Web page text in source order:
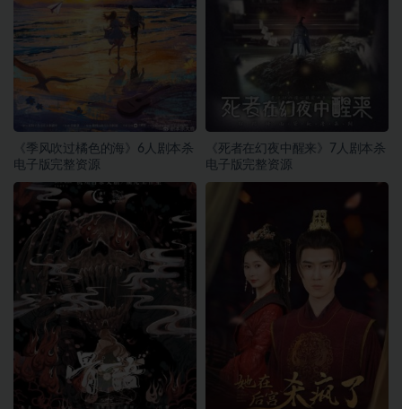
《季风吹过橘色的海》6人剧本杀
电子版完整资源
《死者在幻夜中醒来》7人剧本杀
电子版完整资源